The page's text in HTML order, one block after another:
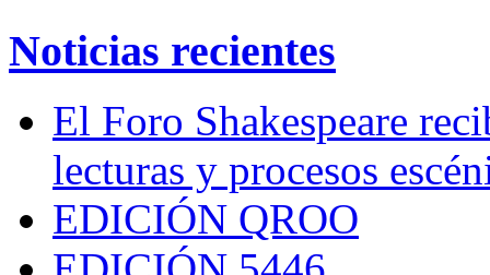
Noticias recientes
El Foro Shakespeare
lecturas y procesos
EDICIÓN QROO